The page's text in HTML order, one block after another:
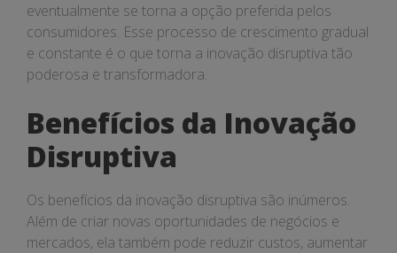
eventualmente se torna a opção preferida pelos
consumidores. Esse processo de crescimento gradual
e constante é o que torna a inovação disruptiva tão
poderosa e transformadora.
Benefícios da Inovação
Disruptiva
Os benefícios da inovação disruptiva são inúmeros.
Além de criar novas oportunidades de negócios e
mercados, ela também pode reduzir custos, aumentar